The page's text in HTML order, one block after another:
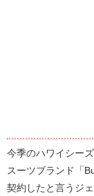
今季のハワイシー
スーツブランド「
契約したと言うジェ